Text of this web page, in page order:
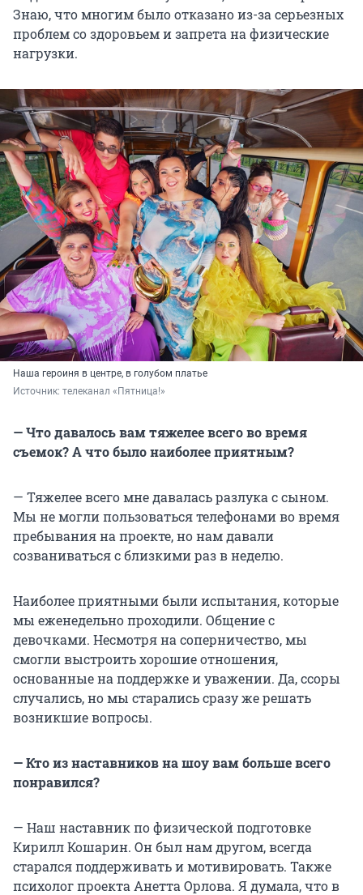
Знаю, что многим было отказано из-за серьезных
проблем со здоровьем и запрета на физические
нагрузки.
Наша героиня в центре, в голубом платье
Источник: телеканал «Пятница!»
— Что давалось вам тяжелее всего во время
съемок? А что было наиболее приятным?
— Тяжелее всего мне давалась разлука с сыном.
Мы не могли пользоваться телефонами во время
пребывания на проекте, но нам давали
созваниваться с близкими раз в неделю.
Наиболее приятными были испытания, которые
мы еженедельно проходили. Общение с
девочками. Несмотря на соперничество, мы
смогли выстроить хорошие отношения,
основанные на поддержке и уважении. Да, ссоры
случались, но мы старались сразу же решать
возникшие вопросы.
— Кто из наставников на шоу вам больше всего
понравился?
— Наш наставник по физической подготовке
Кирилл Кошарин. Он был нам другом, всегда
старался поддерживать и мотивировать. Также
психолог проекта Анетта Орлова. Я думала, что в